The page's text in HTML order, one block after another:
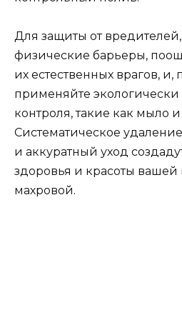
Для защиты от
физические барьеры,
их естественных врагов,
применяйте
контроля, такие как мыло
Систематическое
и аккуратный уход
здоровья и красоты вашей
махровой.